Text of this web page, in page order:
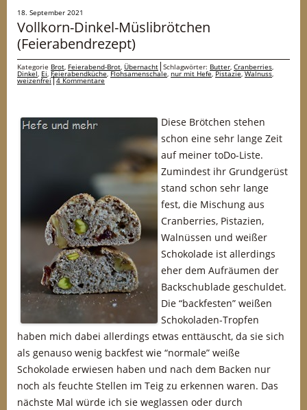
18. September 2021
Vollkorn-Dinkel-Müslibrötchen
(Feierabendrezept)
Kategorie Brot, Feierabend-Brot, Übernacht Schlagwörter: Butter, Cranberries,
Dinkel, Ei, Feierabendküche,Flohsamenschale, nur mit Hefe,Pistazie,Walnuss,
weizenfrei 4 Kommentare
Diese Brötchen stehen
schon eine sehr lange Zeit
auf meiner toDo-Liste.
Zumindest ihr Grundgerüst
stand schon sehr lange
fest, die Mischung aus
Cranberries, Pistazien,
Walnüssen und weißer
Schokolade ist allerdings
eher dem Aufräumen der
Backschublade geschuldet.
Die “backfesten” weißen
Schokoladen-Tropfen
haben mich dabei allerdings etwas enttäuscht, da sie sich
als genauso wenig backfest wie “normale” weiße
Schokolade erwiesen haben und nach dem Backen nur
noch als feuchte Stellen im Teig zu erkennen waren. Das
nächste Mal würde ich sie weglassen oder durch